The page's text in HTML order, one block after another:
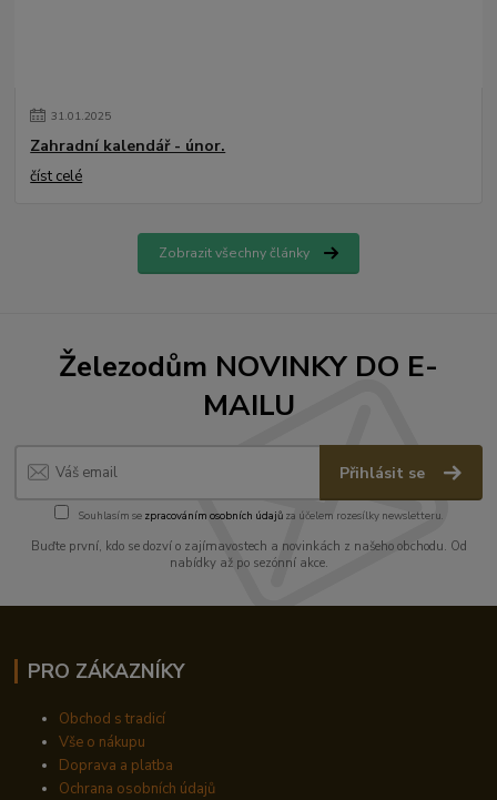
31.01.2025
Zahradní kalendář - únor.
číst celé
Zobrazit všechny články
Železodům NOVINKY DO E-
MAILU
Přihlásit se
Souhlasím se zpracováním osobních údajůza účelem rozesílky newsletteru.
Buďte první, kdo se dozví o zajímavostech a novinkách z našeho obchodu. Od
nabídky až po sezónní akce.
PRO ZÁKAZNÍKY
Obchod s tradicí
Vše o nákupu
Doprava a platba
Ochrana osobních údajů